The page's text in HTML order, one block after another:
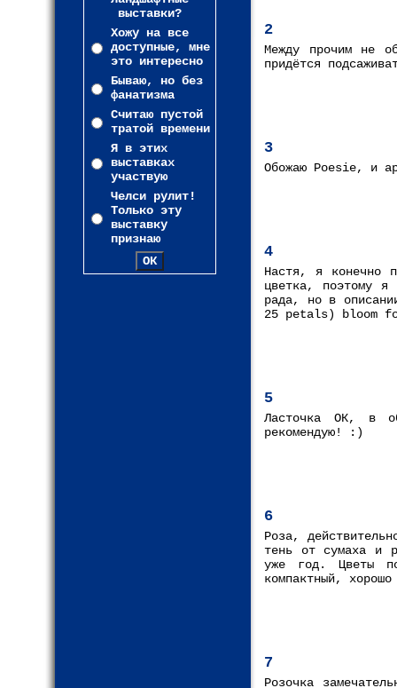
выставки?
Хожу на все
доступные, мне
это интересно
Бываю, но без
фанатизма
Считаю пустой
тратой времени
Я в этих
выставках
участвую
Челси рулит!
Только эту
выставку
признаю
2
Между прочим не
придётся
3
Обожаю Poesie, и
4
Настя, я конечно
цветка, поэтому
рада, но в
25 petals) bloom
5
Ласточка ОК, в
рекомендую! :)
6
Роза,
тень от сумаха и
уже год. Цветы
компактный,
7
Розочка